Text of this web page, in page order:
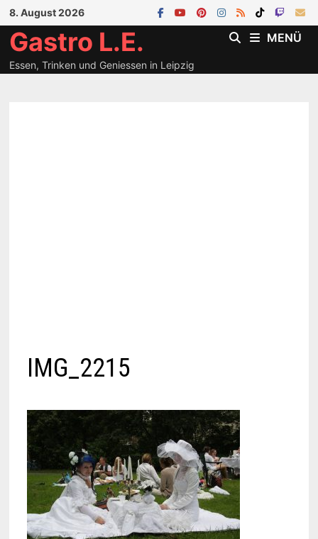
Zum
Inhalt
springen
8. August 2026
Gastro L.E.
Essen, Trinken und Geniessen in Leipzig
MENÜ
IMG_2215